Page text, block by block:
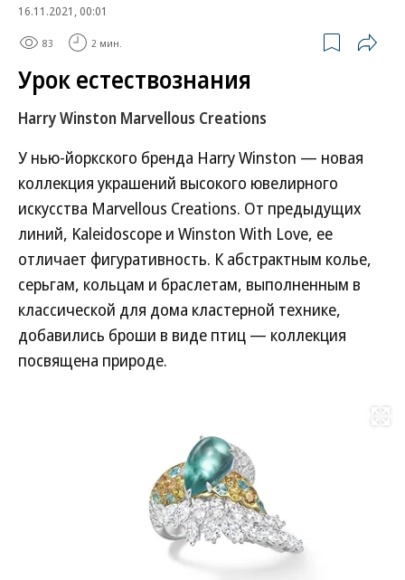
16.11.2021, 00:01
83 2 мин.
Урок естествознания
Harry Winston Marvellous Creations
У нью-йоркского бренда Harry Winston — новая
коллекция украшений высокого ювелирного
искусства Marvellous Creations. От предыдущих
линий, Kaleidoscope и Winston With Love, ее
отличает фигуративность. К абстрактным колье,
серьгам, кольцам и браслетам, выполненным в
классической для дома кластерной технике,
добавились броши в виде птиц — коллекция
посвящена природе.